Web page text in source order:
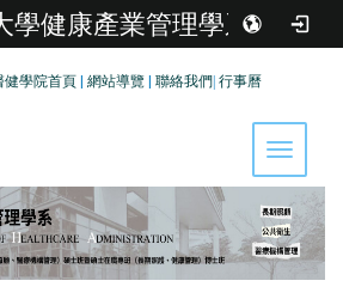
學健康產業管理學系
健學院首頁 網站導覽 聯絡我們 行事曆
Toggle